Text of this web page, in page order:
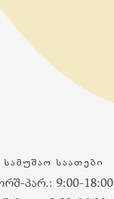
ᲡᲐᲛᲣᲨᲐᲝ ᲡᲐᲐᲗᲔᲑᲘ
პარ.: 9:00-18:00